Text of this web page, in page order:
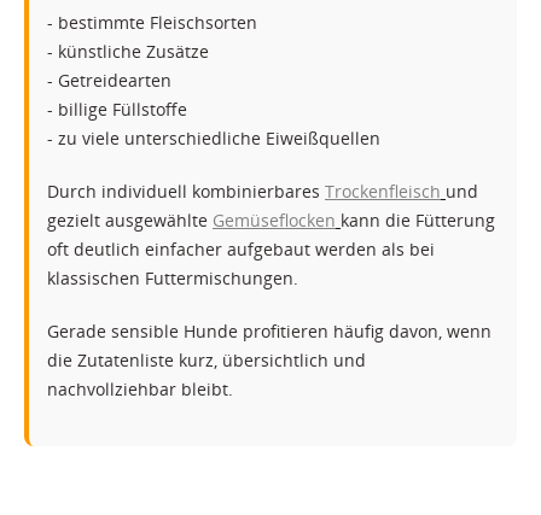
- bestimmte Fleischsorten
- künstliche Zusätze
- Getreidearten
- billige Füllstoffe
- zu viele unterschiedliche Eiweißquellen
Durch individuell kombinierbares Trockenfleisch und
gezielt ausgewählte Gemüseflocken kann die Fütterung
oft deutlich einfacher aufgebaut werden als bei
klassischen Futtermischungen.
Gerade sensible Hunde profitieren häufig davon, wenn
die Zutatenliste kurz, übersichtlich und
nachvollziehbar bleibt.